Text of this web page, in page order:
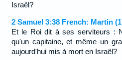
Israël?
2 Samuel 3:38 French: Martin
Et le Roi dit à ses serviteurs :
qu'un capitaine, et même un
aujourd'hui mis à mort en Israël?